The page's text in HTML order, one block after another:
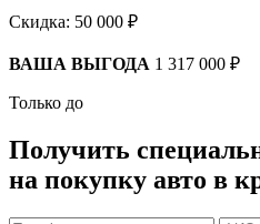
Скидка: 50 000 ₽
ВАША ВЫГОДА 1 317 000 ₽
Только до
Получить
на покупку авто в